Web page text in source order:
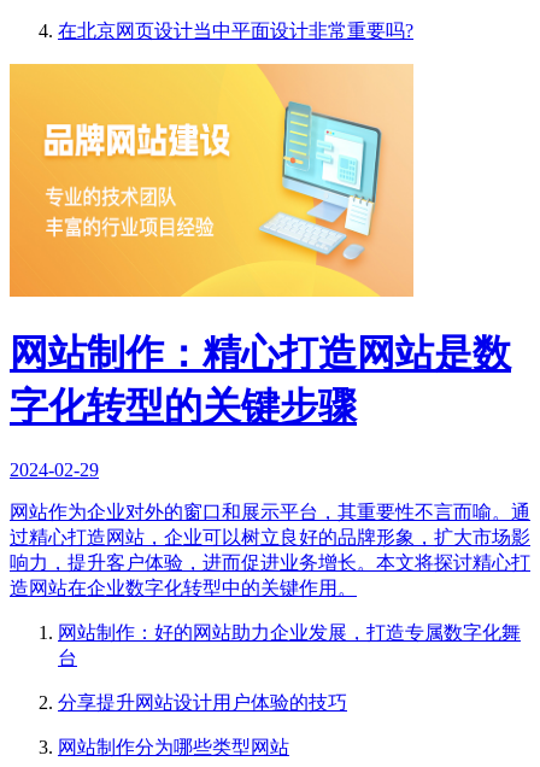
在北京网页设计当中平面设计非常重要吗?
网站制作：精心打造网站是数
字化转型的关键步骤
2024-02-29
网站作为企业对外的窗口和展示平台，其重要性不言而喻。通
过精心打造网站，企业可以树立良好的品牌形象，扩大市场影
响力，提升客户体验，进而促进业务增长。本文将探讨精心打
造网站在企业数字化转型中的关键作用。
网站制作：好的网站助力企业发展，打造专属数字化舞
台
分享提升网站设计用户体验的技巧
网站制作分为哪些类型网站